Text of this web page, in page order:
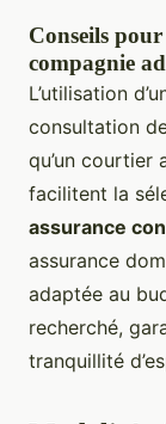
Conseils
compagnie
L’utilisation
consultation
qu’un courtier
facilitent la
assurance
assurance
adaptée au
recherché,
tranquillité